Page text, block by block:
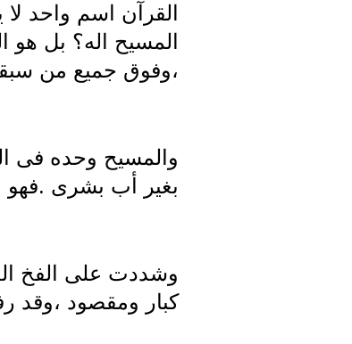
القرآن اسم واحد
المسيح اله؟ بل هو
،وفوق جميع من
والمسيح وحده فى
بغير أب بشرى .فهو
وشددت على الفخ
كبار ومقصود ،وقد